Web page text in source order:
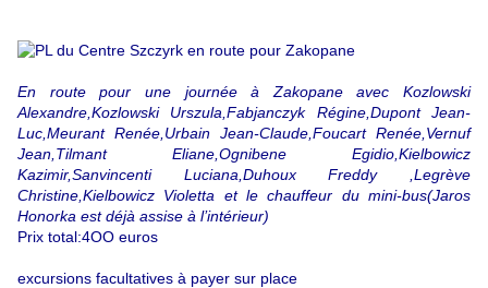
En route pour une journée à Zakopane avec Kozlowski
Alexandre,Kozlowski Urszula,Fabjanczyk Régine,Dupont Jean-
Luc,Meurant Renée,Urbain Jean-Claude,Foucart Renée,Vernuf
Jean,Tilmant Eliane,Ognibene Egidio,Kielbowicz
Kazimir,Sanvincenti Luciana,Duhoux Freddy ,Legrève
Christine,Kielbowicz Violetta et le chauffeur du mini-bus(Jaros
Honorka est déjà assise à l’intérieur)
Prix total:4OO euros
excursions facultatives à payer sur place